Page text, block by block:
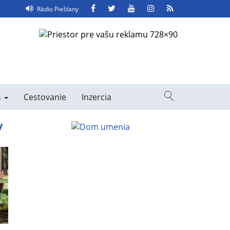
Rádio Piešťany FacebookTwitter YouTube Instagram
Feed
Cestovanie Inzercia
Vyhľadávanie